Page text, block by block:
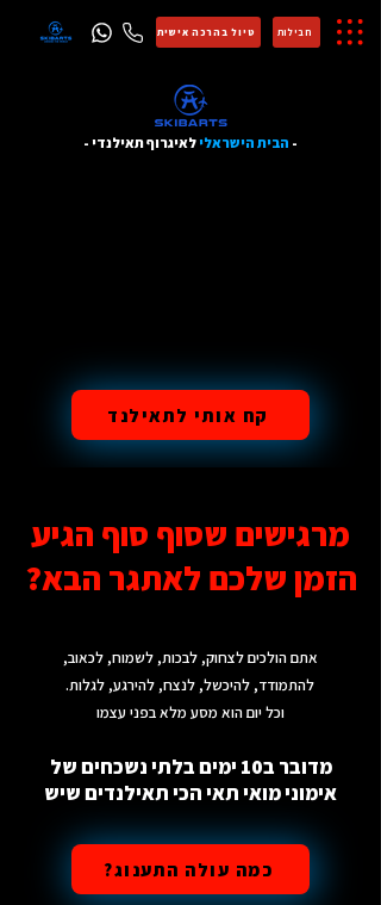
חבילות טיול בהרכה אישית
- הבית הישראלי לאיגרוף תאילנדי -
קח אותי לתאילנד
מרגישים שסוף סוף הגיע
הזמן שלכם לאתגר הבא?
אתם הולכים לצחוק, לבכות, לשמוח, לכאוב,
להתמודד, להיכשל, לנצח, להירגע, לגלות.
וכל יום הוא מסע מלא בפני עצמו
מדובר ב10 ימים בלתי נשכחים של
אימוני מואי תאי הכי תאילנדים שיש
כמה עולה התענוג?